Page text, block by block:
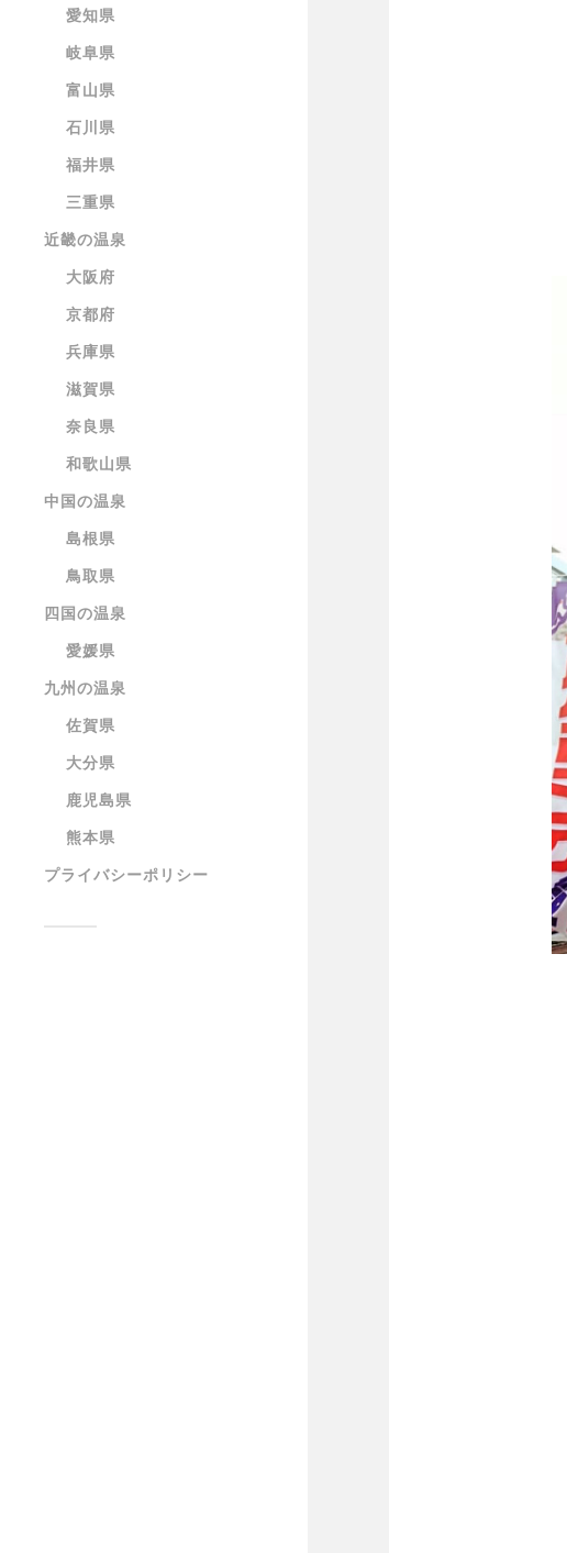
愛知県
岐阜県
富山県
石川県
福井県
三重県
近畿の温泉
大阪府
京都府
兵庫県
滋賀県
奈良県
和歌山県
中国の温泉
島根県
鳥取県
四国の温泉
愛媛県
九州の温泉
佐賀県
大分県
鹿児島県
熊本県
プライバシーポリシー